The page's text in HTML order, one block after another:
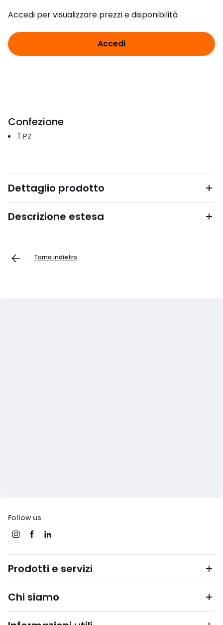
Accedi per visualizzare prezzi e disponibilità
Accedi
Confezione
1 PZ
Dettaglio prodotto
Descrizione estesa
Torna indietro
Follow us
Prodotti e servizi
Chi siamo